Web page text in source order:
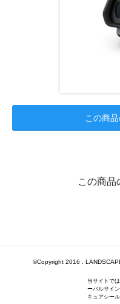
この商
この商品
©Copyright 2016 .
当サイトで
ーバルサイ
キュアシー